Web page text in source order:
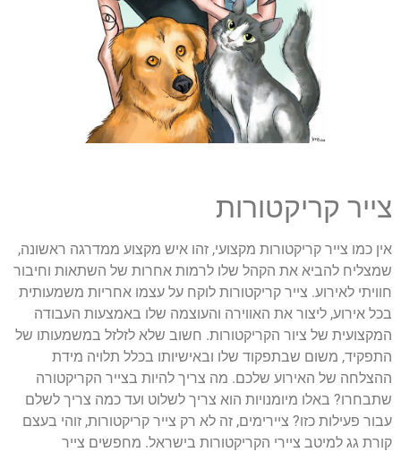
צייר קריקטורות
אין כמו צייר קריקטורות מקצועי, זהו איש מקצוע ממדרגה ראשונה,
שמצליח להביא את הקהל שלו לרמות אחרות של השתאות וחיבור
חוויתי לאירוע. צייר קריקטורות לוקח על עצמו אחריות משמעותית
בכל אירוע, ליצור את האווירה והעוצמה שלו באמצעות העבודה
המקצועית של ציור הקריקטורות. חשוב שלא לזלזל במשמעותו של
התפקיד, משום שבתפקוד שלו ובאישיותו בכלל תלויה מידת
ההצלחה של האירוע שלכם. מה צריך להיות בצייר הקריקטורה
שתבחרו? באלו מיומנויות הוא צריך לשלוט ועד כמה צריך לשלם
עבור פעילות כזו? ציירימים, זה לא רק צייר קריקטורות, זוהי בעצם
קורת גג למיטב ציירי הקריקטורות בישראל. מחפשים צייר